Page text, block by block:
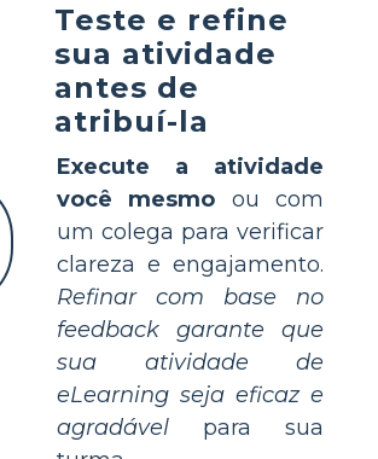
Teste e refine
sua atividade
antes de
atribuí-la
Execute a atividade
você mesmo ou com
um colega para verificar
clareza e engajamento.
Refinar com base no
feedback garante que
sua atividade de
eLearning seja eficaz e
agradável para sua